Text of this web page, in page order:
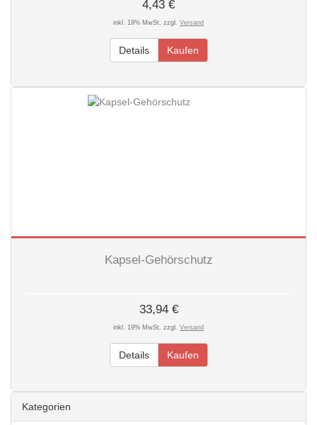
4,43 €
inkl. 19% MwSt. zzgl. Versand
Details Kaufen
Kapsel-Gehörschutz
33,94 €
inkl. 19% MwSt. zzgl. Versand
Details Kaufen
Kategorien